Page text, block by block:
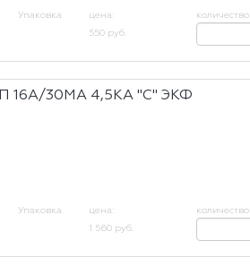
Упаковка
цена:
550 руб.
количество:
16А/30МА 4,5КА "С" ЭКФ
Упаковка
цена:
1 560 руб.
количество: